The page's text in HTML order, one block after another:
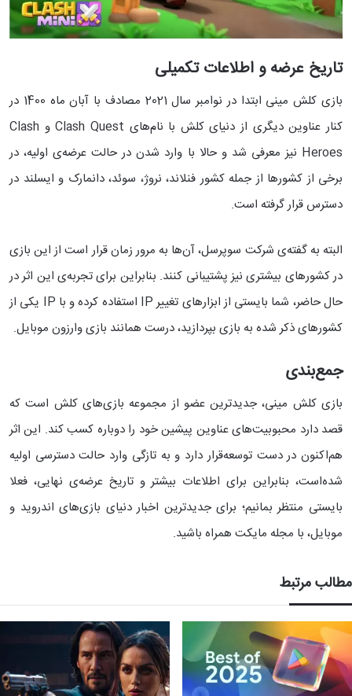
تاریخ عرضه و اطلاعات تکمیلی
بازی کلش مینی ابتدا در نوامبر سال 2021 مصادف با آبان ماه 1400 در
کنار عناوین دیگری از دنیای کلش با نام‌های Clash Quest و Clash
Heroes نیز معرفی شد و حالا با وارد شدن در حالت عرضه‌ی اولیه، در
برخی از کشور‌ها از جمله کشور فنلاند، نروژ، سوئد، دانمارک و ایسلند در
دسترس قرار گرفته است.
البته به گفته‌ی شرکت سوپرسل، آن‌ها به مرور زمان قرار است از این بازی
در کشورهای بیشتری نیز پشتیبانی کنند. بنابراین برای تجربه‌ی این اثر در
حال حاضر، شما بایستی از ابزارهای تغییر IP استفاده کرده و با IP یکی از
کشورهای ذکر شده به بازی بپردازید، درست همانند بازی وارزون موبایل.
جمع‌بندی
بازی کلش مینی، جدیدترین عضو از مجموعه بازی‌های کلش است که
قصد دارد محبوبیت‌های عناوین پیشین خود را دوباره کسب کند. این اثر
هم‌اکنون در دست توسعه‌قرار دارد و به تازگی وارد حالت دسترسی اولیه
شده‌است، بنابراین برای اطلاعات بیشتر و تاریخ عرضه‌ی نهایی، فعلا
بایستی منتظر بمانیم؛ برای جدیدترین اخبار دنیای بازی‌های اندروید و
موبایل، با مجله مایکت همراه باشید.
مطالب مرتبط